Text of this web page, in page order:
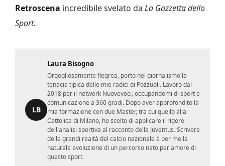
Retroscena incredibile svelato da La Gazzetta dello
Sport.
LB
Laura Bisogno
Orgogliosamente flegrea, porto nel giornalismo la
tenacia tipica delle mie radici di Pozzuoli. Lavoro dal
2018 per il network Nuovevoci, occupandomi di sport e
comunicazione a 360 gradi. Dopo aver approfondito la
mia formazione con due Master, tra cui quello alla
Cattolica di Milano, ho scelto di applicare il rigore
dell'analisi sportiva al racconto della Juventus. Scrivere
delle grandi realtà del calcio nazionale è per me la
naturale evoluzione di un percorso nato per amore di
questo sport.